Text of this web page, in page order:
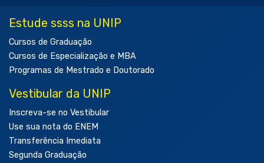
Estude ssss na UNIP
Cursos de Graduação
Cursos de Especialização e MBA
Programas de Mestrado e Doutorado
Vestibular da UNIP
Inscreva-se no Vestibular
Use sua nota do ENEM
Transferência Imediata
Segunda Graduação